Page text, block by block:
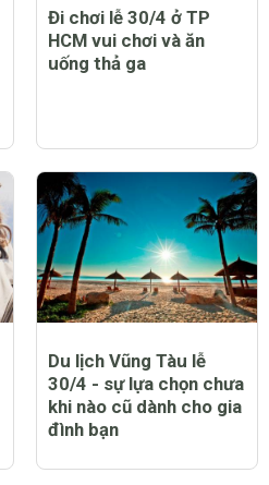
Đi chơi lễ 30/4 ở TP
HCM vui chơi và ăn
uống thả ga
Du lịch Vũng Tàu lễ
30/4 - sự lựa chọn chưa
khi nào cũ dành cho gia
đình bạn